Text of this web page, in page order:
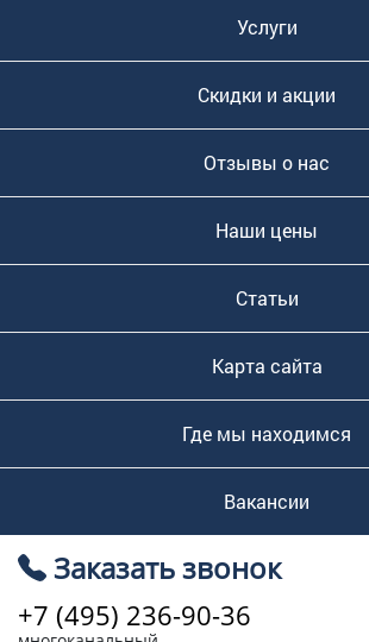
Услуги
Скидки и акции
Отзывы о нас
Наши цены
Статьи
Карта сайта
Где мы находимся
Вакансии
Заказать звонок
+7 (495) 236-90-36